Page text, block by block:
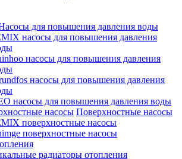
для повышения давления воды
насосы для повышения давления
насосы для повышения давления
насосы для повышения давления
насосы для повышения давления воды
Поверхностные насосы
поверхностные насосы
поверхностные насосы